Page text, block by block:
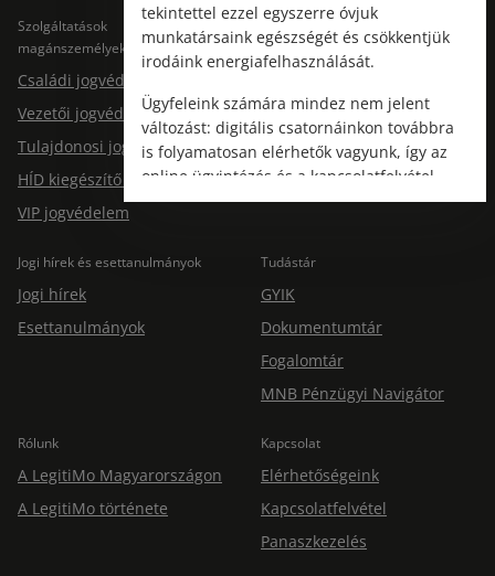
Szolgáltatások
magánszemélyeknek
Családi jogvédelem
Vezetői jogvédelem
Tulajdonosi jogvédelem
HÍD kiegészítő jogvédelem
VIP jogvédelem
Szolgáltatások cégeknek
Jogtárs Start & Pro
Jogi hírek és esettanulmányok
Jogi hírek
Esettanulmányok
Tudástár
GYIK
Dokumentumtár
Fogalomtár
MNB Pénzügyi Navigátor
Rólunk
A LegitiMo Magyarországon
A LegitiMo története
Kapcsolat
Elérhetőségeink
Kapcsolatfelvétel
Panaszkezelés
tekintettel ezzel egyszerre óvjuk
munkatársaink egészségét és csökkentjük
irodáink energiafelhasználását.
Ügyfeleink számára mindez nem jelent
változást: digitális csatornáinkon továbbra
is folyamatosan elérhetők vagyunk, így az
online ügyintézés és a kapcsolatfelvétel
változatlanul biztosított.